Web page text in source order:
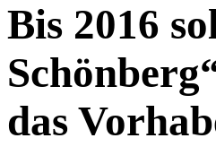
Bis 2016
das